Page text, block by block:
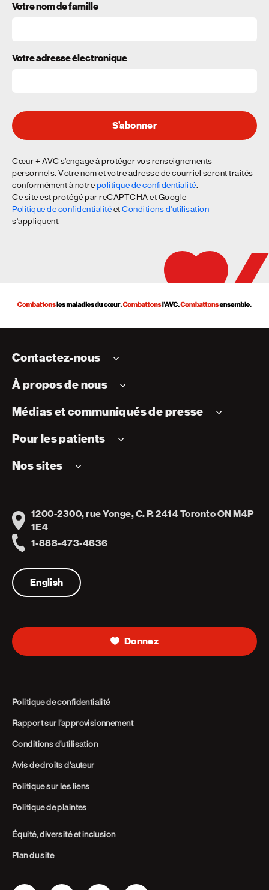
Votre nom de famille
Votre adresse électronique
S’abonner
Cœur + AVC s’engage à protéger vos renseignements
personnels. Votre nom et votre adresse de courriel seront traités
conformément à notrepolitique de confidentialité
Ce site est protégé par reCAPTCHA et Google
Politique de confidentialitéetConditions d'utilisation
s'appliquent.
Contactez-nous
À propos de nous
Médias et communiqués de presse
Pour les patients
Nos sites
Address
1200-2300, rue Yonge, C. P. 2414 Toronto ON M4P
1E4
1-888-473-4636
English
Donnez
Politique de confidentialité
Rapport sur l’approvisionnement
Conditions d’utilisation
Avis de droits d’auteur
Politique sur les liens
Politique de plaintes
Équité, diversité et inclusion
Plan du site